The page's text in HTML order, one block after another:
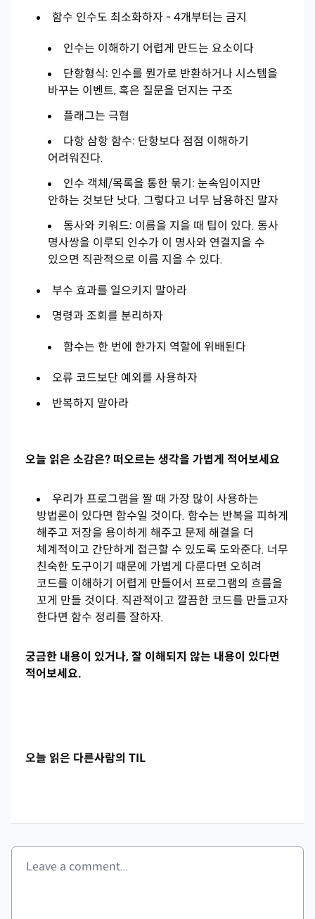
함수 인수도 최소화하자 - 4개부터는 금지
인수는 이해하기 어렵게 만드는 요소이다
단항형식: 인수를 뭔가로 반환하거나 시스템을
바꾸는 이벤트, 혹은 질문을 던지는 구조
플래그는 극혐
다항 삼항 함수: 단항보다 점점 이해하기
어려워진다.
인수 객체/목록을 통한 묶기: 눈속임이지만
안하는 것보단 낫다. 그렇다고 너무 남용하진 말자
동사와 키워드: 이름을 지을 때 팁이 있다. 동사
명사쌍을 이루되 인수가 이 명사와 연결지을 수
있으면 직관적으로 이름 지을 수 있다.
부수 효과를 일으키지 말아라
명령과 조회를 분리하자
함수는 한 번에 한가지 역할에 위배된다
오류 코드보단 예외를 사용하자
반복하지 말아라
오늘 읽은 소감은? 떠오르는 생각을 가볍게 적어보세요
우리가 프로그램을 짤 때 가장 많이 사용하는
방법론이 있다면 함수일 것이다. 함수는 반복을 피하게
해주고 저장을 용이하게 해주고 문제 해결을 더
체계적이고 간단하게 접근할 수 있도록 도와준다. 너무
친숙한 도구이기 때문에 가볍게 다룬다면 오히려
코드를 이해하기 어렵게 만들어서 프로그램의 흐름을
꼬게 만들 것이다. 직관적이고 깔끔한 코드를 만들고자
한다면 함수 정리를 잘하자.
궁금한 내용이 있거나, 잘 이해되지 않는 내용이 있다면
적어보세요.
오늘 읽은 다른사람의 TIL